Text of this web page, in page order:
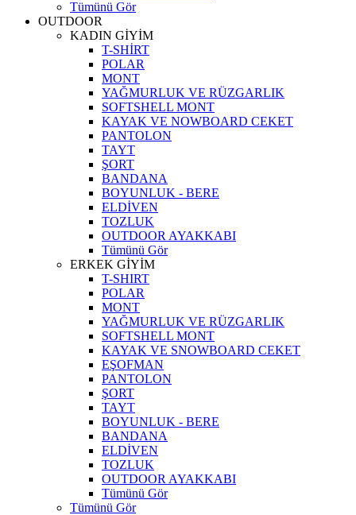
Tümünü Gör
OUTDOOR
KADIN GİYİM
T-SHİRT
POLAR
MONT
YAĞMURLUK VE RÜZGARLIK
SOFTSHELL MONT
KAYAK VE NOWBOARD CEKET
PANTOLON
TAYT
ŞORT
BANDANA
BOYUNLUK - BERE
ELDİVEN
TOZLUK
OUTDOOR AYAKKABI
Tümünü Gör
ERKEK GİYİM
T-SHIRT
POLAR
MONT
YAĞMURLUK VE RÜZGARLIK
SOFTSHELL MONT
KAYAK VE SNOWBOARD CEKET
EŞOFMAN
PANTOLON
ŞORT
TAYT
BOYUNLUK - BERE
BANDANA
ELDİVEN
TOZLUK
OUTDOOR AYAKKABI
Tümünü Gör
Tümünü Gör